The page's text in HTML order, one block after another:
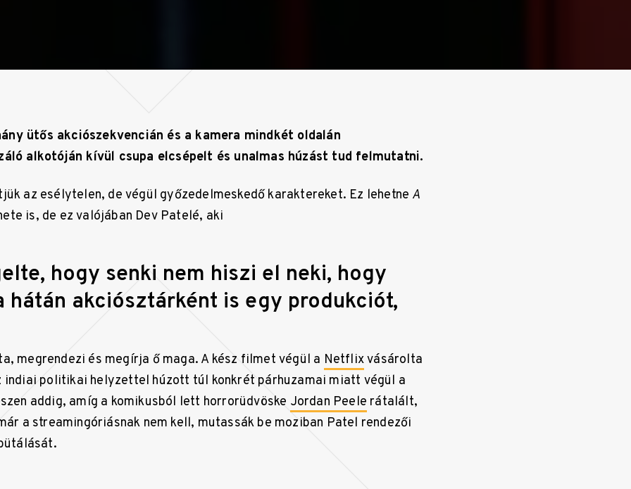
ütős akciószekvencián és a kamera mindkét oldalán
alkotóján kívül csupa elcsépelt és unalmas húzást tud felmutatni.
az esélytelen, de végül győzedelmeskedő karaktereket. Ez lehetne A
is, de ez valójában Dev Patelé, aki
hogy senki nem hiszi el neki, hogy
hátán akciósztárként is egy produkciót,
megrendezi és megírja ő maga. A kész filmet végül a Netflixvásárolta
indiai politikai helyzettel húzott túl konkrét párhuzamai miatt végül a
addig, amíg a komikusból lett horrorüdvöske Jordan Peele rátalált,
a streamingóriásnak nem kell, mutassák be moziban Patel rendezői